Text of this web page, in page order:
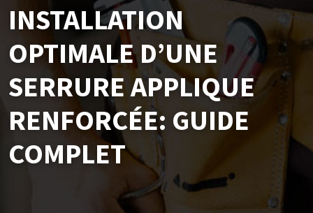
INSTALLATION
OPTIMALE D’UNE
SERRURE APPLIQUE
RENFORCÉE: GUIDE
COMPLET